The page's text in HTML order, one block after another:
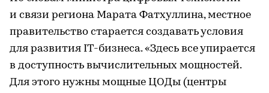
и связи региона Марата Фатхуллина, местное
правительство старается создавать условия
для развития IT-бизнеса. «Здесь все упирается
в доступность вычислительных мощностей.
Для этого нужны мощные ЦОДы (центры